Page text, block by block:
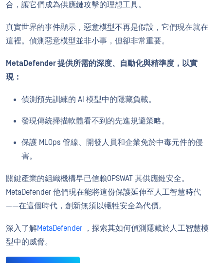
合，讓它們成為供應鏈攻擊的理想工具。
真實世界的事件顯示，惡意模型不再是假設，它們現在就在
這裡。偵測惡意模型並非小事，但卻非常重要。
MetaDefender 提供所需的深度、自動化與精準度，以實
現：
偵測預先訓練的 AI 模型中的隱藏負載。
發現傳統掃描軟體看不到的先進規避策略。
保護 MLOps 管線、開發人員和企業免於中毒元件的侵
害。
關鍵產業的組織機構早已信賴OPSWAT 其供應鏈安全。
MetaDefender 他們現在能將這份保護延伸至人工智慧時代
——在這個時代，創新無須以犧牲安全為代價。
深入了解MetaDefender
，探索其如何偵測隱藏於人工智慧模
型中的威脅。